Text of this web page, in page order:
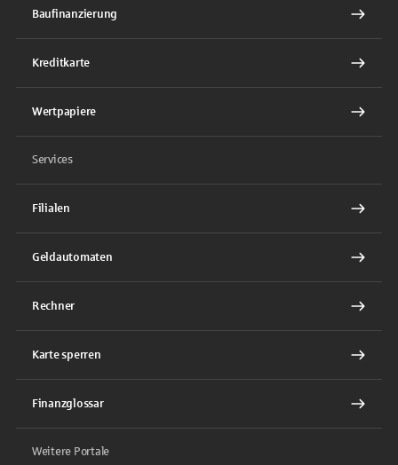
Baufinanzierung
Kreditkarte
Wertpapiere
Services
Filialen
Geldautomaten
Rechner
Karte sperren
Finanzglossar
Weitere Portale